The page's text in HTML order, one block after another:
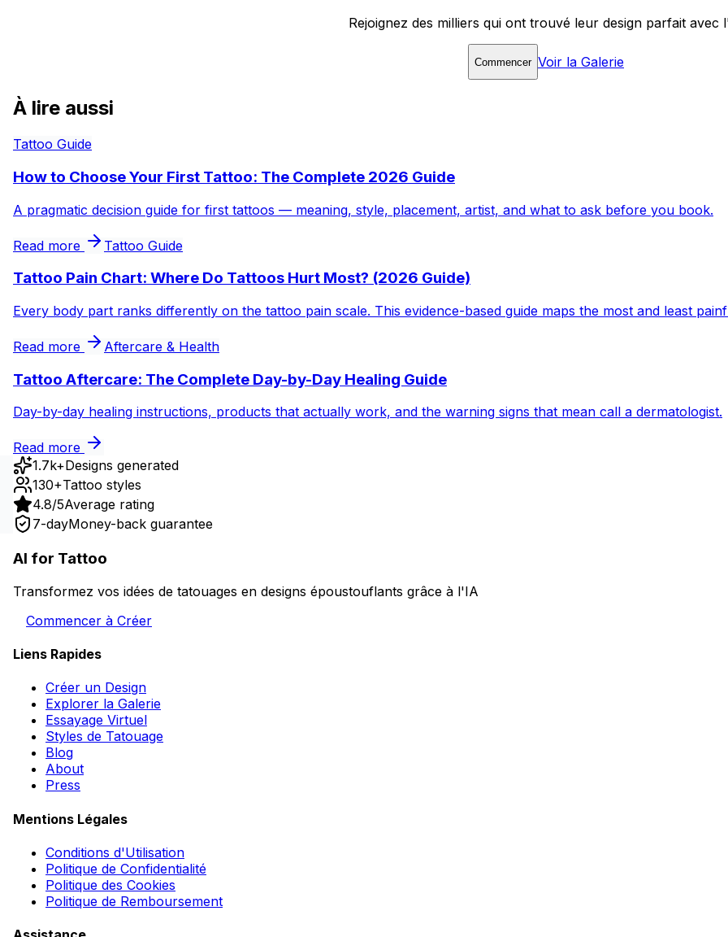
Rejoignez des milliers qui ont trouvé leur design parfait avec
Commencer Voir la Galerie
À lire aussi
Tattoo Guide
How to Choose Your First Tattoo: The Complete 2026 Guide
A pragmatic decision guide for first tattoos — meaning, style, placement, artist, and what to ask before you book.
Read more Tattoo Guide
Tattoo Pain Chart: Where Do Tattoos Hurt Most? (2026 Guide)
Every body part ranks differently on the tattoo pain scale. This evidence-based guide maps the most and least
Read more Aftercare & Health
Tattoo Aftercare: The Complete Day-by-Day Healing Guide
Day-by-day healing instructions, products that actually work, and the warning signs that mean call a dermatologist.
Read more
1.7k+Designs generated
130+Tattoo styles
4.8/5Average rating
7-dayMoney-back guarantee
AI for Tattoo
Transformez vos idées de tatouages en designs époustouflants grâce à l'IA
Commencer à Créer
Liens Rapides
Créer un Design
Explorer la Galerie
Essayage Virtuel
Styles de Tatouage
Blog
About
Press
Mentions Légales
Conditions d'Utilisation
Politique de Confidentialité
Politique des Cookies
Politique de Remboursement